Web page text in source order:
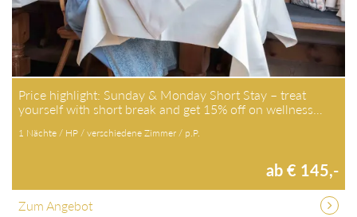
Price highlight: Sunday & Monday Short Stay – treat
yourself with short break and get 15% off on wellness…
1 Nächte / HP / verschiedene Zimmer / p.P.
ab € 145,-
Zum Angebot